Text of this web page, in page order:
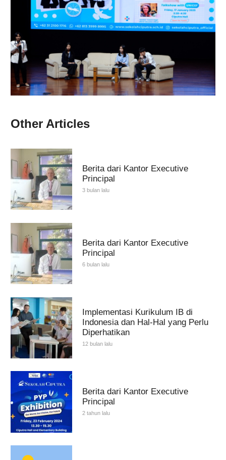
Other Articles
Berita dari Kantor Executive
Principal
3 bulan lalu
Berita dari Kantor Executive
Principal
6 bulan lalu
Implementasi Kurikulum IB di
Indonesia dan Hal-Hal yang Perlu
Diperhatikan
12 bulan lalu
Berita dari Kantor Executive
Principal
2 tahun lalu